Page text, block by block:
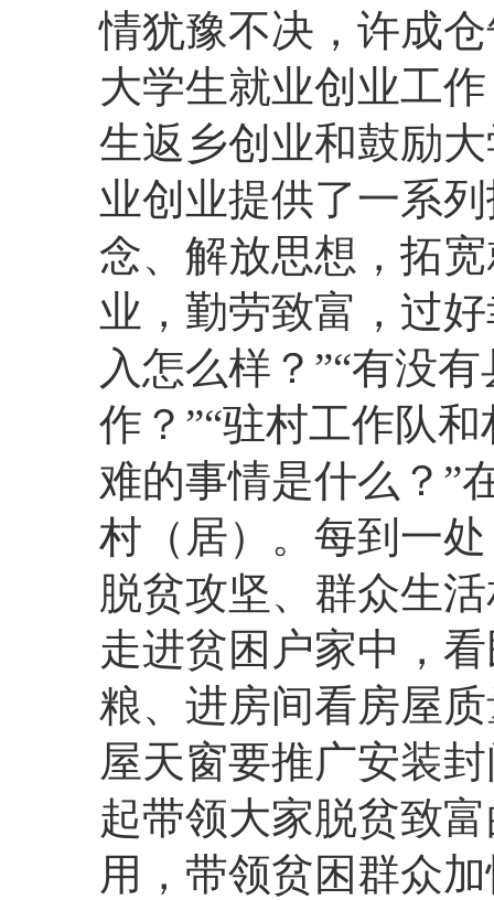
情犹豫不决，许成
大学生就业创业工
生返乡创业和鼓励
业创业提供了一系
念、解放思想，拓
业，勤劳致富，过
入怎么样？”“有没
作？”“驻村工作队
难的事情是什么？”
村（居）。每到一
脱贫攻坚、群众生
走进贫困户家中，
粮、进房间看房屋
屋天窗要推广安装
起带领大家脱贫致
用，带领贫困群众